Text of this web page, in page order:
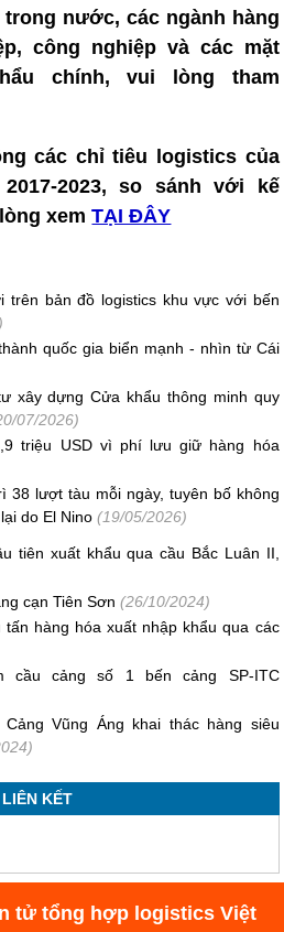
nước, các ngành hàng
công nghiệp và các mặt
chính, vui lòng tham
các chỉ tiêu logistics của
2023, so sánh với kế
xemTẠI ĐÂY
trên bản đồ logistics khu vực với bến
quốc gia biển mạnh - nhìn từ Cái
xây dựng Cửa khẩu thông minh quy
07/2026)
triệu USD vì phí lưu giữ hàng hóa
38 lượt tàu mỗi ngày, tuyên bố không
do El Nino (19/05/2026)
tiên xuất khẩu qua cầu Bắc Luân II,
cạn Tiên Sơn (26/10/2024)
hàng hóa xuất nhập khẩu qua các
cầu cảng số 1 bến cảng SP-ITC
Vũng Áng khai thác hàng siêu
LIÊN KẾT
tử tổng hợp logistics Việt